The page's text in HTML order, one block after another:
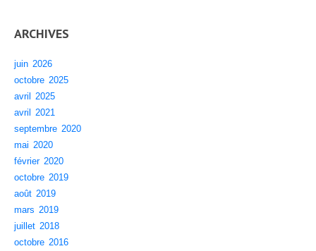
Aromathérapie
Tarifs chevaux
Animaux de compagnie
Soins énergétiques pour les animaux
Tarifs animaux de compagnie
PRODUITS
TEMOIGNAGES
Témoignages – La Personne
Témoignages – Les Animaux
ARCHIVES
juin 2026
octobre 2025
avril 2025
avril 2021
septembre 2020
mai 2020
février 2020
octobre 2019
août 2019
mars 2019
juillet 2018
octobre 2016